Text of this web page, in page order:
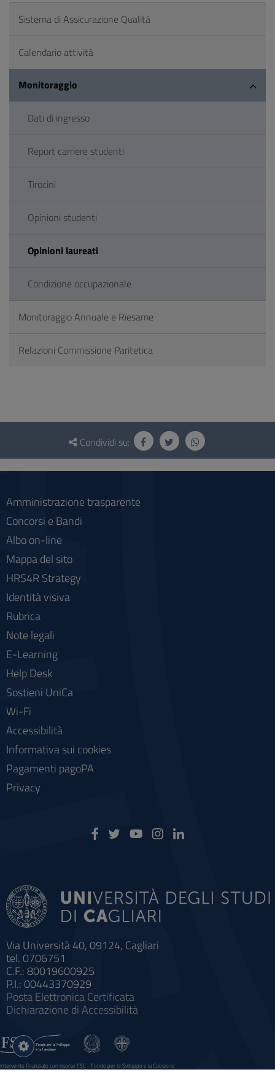
Sistema di Assicurazione Qualità
Calendario attività
Monitoraggio
Dati di ingresso
Report carriere studenti
Tirocini
Opinioni studenti
Opinioni laureati
Condizione occupazionale
Monitoraggio Annuale e Riesame
Relazioni Commissione Paritetica
Questionario
social
Condividi su:
Via Università 40, 09124, Cagliari
tel. 0706751
C.F.: 80019600925
P.I.: 00443370929
Posta Elettronica Certificata
Dichiarazione di Accessibilità
Amministrazione trasparente
Concorsi e Bandi
Albo on-line
Mappa del sito
HRS4R Strategy
Identità visiva
Rubrica
Note legali
E-Learning
Help Desk
Sostieni UniCa
Wi-Fi
Accessibilità
Informativa sui cookies
Pagamenti pagoPA
Privacy
Intervento finanziato con risorse FSC - Fondo per lo Sviluppo e la Coesione
Sistema informatico gestionale integrato a supporto della didattica e della ricerca e potenziamento dei servizi online
Impostazioni
cookie